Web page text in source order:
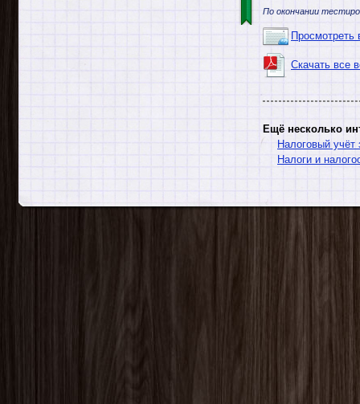
По окончании
Просмотреть
Скачать все
Ещё несколько
Налоговый учёт
Налоги и